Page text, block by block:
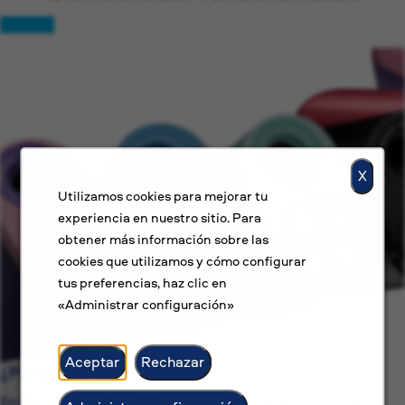
X
Utilizamos cookies para mejorar tu
experiencia en nuestro sitio. Para
obtener más información sobre las
cookies que utilizamos y cómo configurar
tus preferencias, haz clic en
«Administrar configuración»
Aceptar Rechazar
¿Por qué BAT?